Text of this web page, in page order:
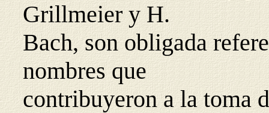
Grillmeier y H.
Bach, son obligada
nombres que
contribuyeron a la toma